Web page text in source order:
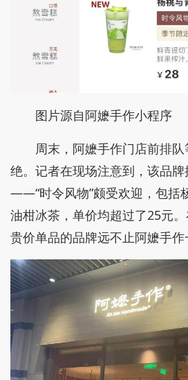
图片源自阿嬷手作小程序
周末，阿嬷手作门店前排
绝。记者在现场注意到，该品
——“时令风物”颇受欢迎，包括
油柑冰茶，单价均超过了25元
贵价单品的品牌远不止阿嬷手作